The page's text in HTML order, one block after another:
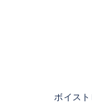
ボイス